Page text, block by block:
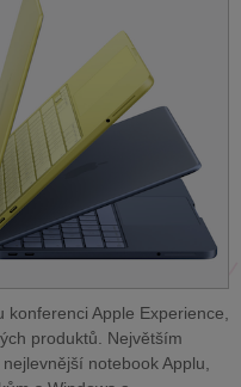
konferenci Apple Experience,
produktů. Největším
nejlevnější notebook Applu,